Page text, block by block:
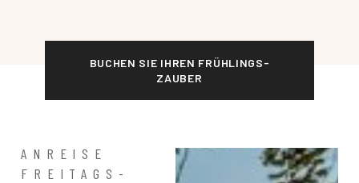
BUCHEN SIE IHREN FRÜHLINGS-
ZAUBER
ANREISE
FREITAGS-